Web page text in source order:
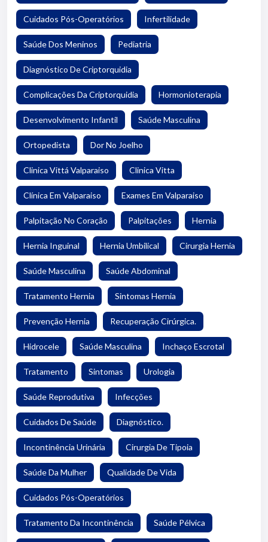
Cuidados Pós-Operatórios Infertilidade
Saúde Dos Meninos Pediatria
Diagnóstico De Criptorquidia
Complicações Da Criptorquidia Hormonioterapia
Desenvolvimento Infantil Saúde Masculina
Ortopedista Dor No Joelho
Clinica Vittá Valparaiso Clinica Vitta
Clínica Em Valparaiso Exames Em Valparaiso
Palpitação No Coração Palpitações Hernia
Hernia Inguinal Hernia Umbilical Cirurgia Hernia
Saúde Masculina Saúde Abdominal
Tratamento Hernia Sintomas Hernia
Prevenção Hernia Recuperação Cirúrgica.
Hidrocele Saúde Masculina Inchaço Escrotal
Tratamento Sintomas Urologia
Saúde Reprodutiva Infecções
Cuidados De Saúde Diagnóstico.
Incontinência Urinária Cirurgia De Tipoia
Saúde Da Mulher Qualidade De Vida
Cuidados Pós-Operatórios
Tratamento Da Incontinência Saúde Pélvica